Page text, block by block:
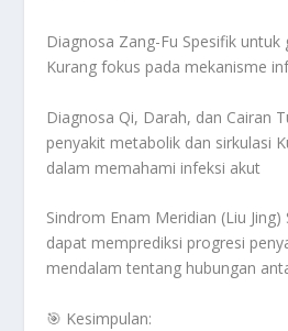
Diagnosa Zang-Fu Spesifik untuk
Kurang fokus pada mekanisme
Diagnosa Qi, Darah, dan Cairan
penyakit metabolik dan sirkulasi
dalam memahami infeksi akut
Sindrom Enam Meridian (Liu Jing)
dapat memprediksi progresi
mendalam tentang hubungan
🎯 Kesimpulan: